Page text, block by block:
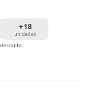
+18
unidades